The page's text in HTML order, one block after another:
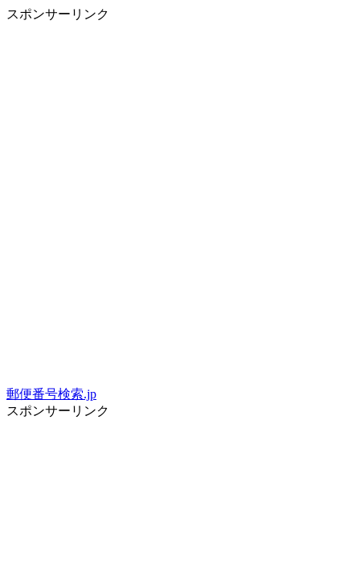
スポンサーリンク
郵便番号検索.jp
スポンサーリンク